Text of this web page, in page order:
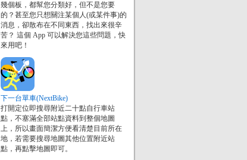
幾個板，都幫您分類好，但不是您要
的？甚至您只想關注某個人(或某件事)的
消息，卻散布在不同東西，找出來很辛
苦？ 這個 App 可以解決您這些問題，快
來用吧！
下一台單車(NextBike)
打開定位即搜尋附近二十點自行車站
點，不塞滿全部站點資料到整個地圖
上，所以畫面簡潔方便看清楚目前所在
地，若需要搜尋地圖其他位置附近站
點，再點擊地圖即可。